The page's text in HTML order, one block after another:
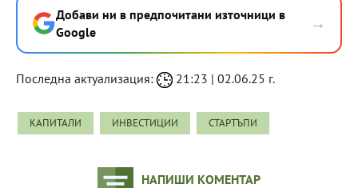
Добави ни в предпочитани източници в
Google
→
Последна актуализация: 21:23 | 02.06.25 г.
КАПИТАЛИ ИНВЕСТИЦИИ СТАРТЪПИ
НАПИШИ КОМЕНТАР